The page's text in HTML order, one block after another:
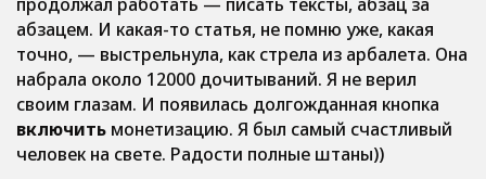
абзацем. И какая-то статья, не помню уже, какая
точно, — выстрельнула, как стрела из арбалета. Она
набрала около 12000 дочитываний. Я не верил
своим глазам. И появилась долгожданная кнопка
включить монетизацию. Я был самый счастливый
человек на свете. Радости полные штаны))